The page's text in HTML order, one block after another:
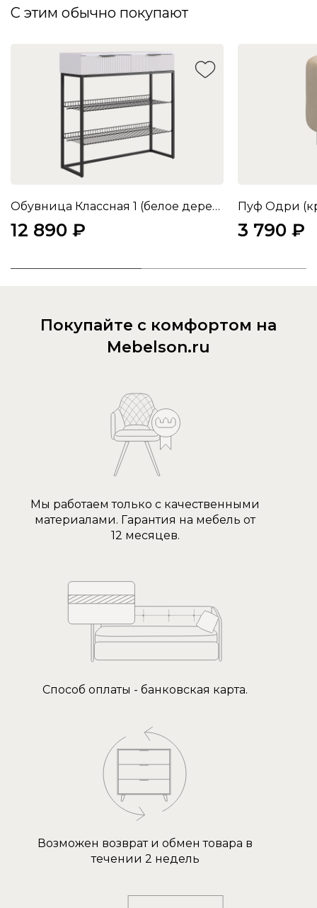
С этим обычно покупают
Обувница Классная 1 (белое дерево/белый матовый/черный муар)
12 890 ₽
Пуф Одри
3 790 ₽
Покупайте с комфортом на
Mebelson.ru
Мы работаем только с качественными
материалами. Гарантия на мебель от
12 месяцев.
Способ оплаты - банковская карта.
Возможен возврат и обмен товара в
течении 2 недель